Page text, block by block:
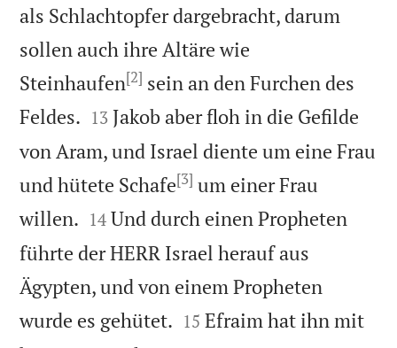
als Schlachtopfer dargebracht, darum
sollen auch ihre Altäre wie
Steinhaufen[2] sein an den Furchen des
Feldes. 

13 Jakob aber floh in die Gefilde
von Aram, und Israel diente um eine Frau
und hütete Schafe[3] um einer Frau
willen. 

14 Und durch einen Propheten
führte der HERR Israel herauf aus
Ägypten, und von einem Propheten
wurde es gehütet. 

15 Efraim hat ihn mit